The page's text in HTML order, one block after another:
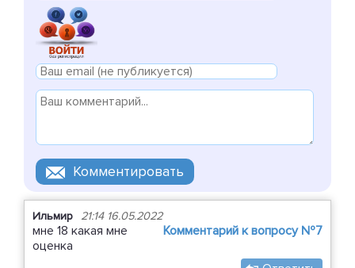
Ильмир 21:14 16.05.2022
Комментарий к вопросу №7
мне 18 какая мне
оценка